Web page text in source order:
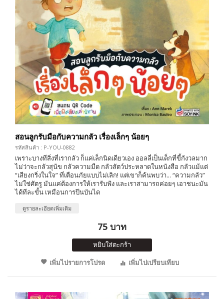
สอนลูกรับมือกับความกลัว เรื่องเล็กๆ น้อยๆ
รหัสสินค้า : P-YOU-0882
เพราะบางทีสิ่งที่เรากลัว ก็แค่เล็กนิดเดียวเอง ออลลี่เป็นเด็กที่ขี้กังวลมาก
ไม่ว่าจะกลัวสุนัข กลัวความมืด กลัวสัตว์ประหลาดในหนังสือ กลัวแม้แต่
“เสียงกริ่งในใจ” ที่เตือนภัยแบบไม่เลิก! แต่เขาก็ค้นพบว่า... “ความกลัว”
ไม่ใช่ศัตรู มันแค่ต้องการให้เรารับฟัง และเราสามารถค่อยๆ เอาชนะมัน
ได้ทีละขั้น เหมือนการปีนบันได
ดูรายละเอียดเพิ่มเติม
75 บาท
หยิบใส่ตะกร้า
เพิ่มไปรายการโปรด
เพิ่มไปเปรียบเทียบ